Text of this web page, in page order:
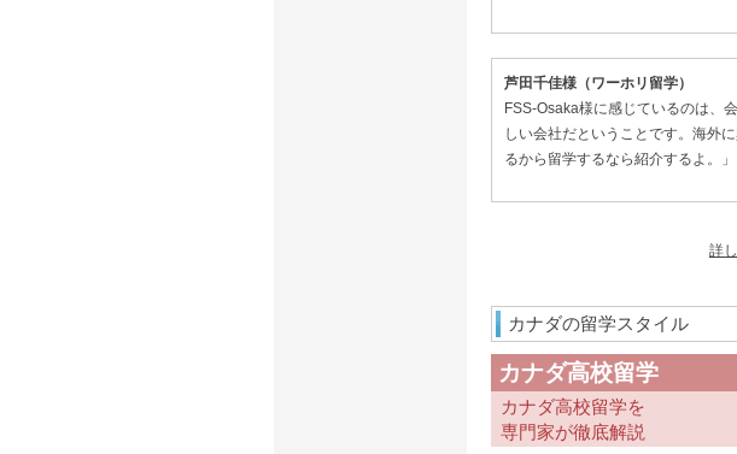
芦田千佳様（ワーホリ留学）
FSS-Osaka様に感じているのは、
しい会社だということです。海外
るから留学するなら紹介するよ。
詳
カナダの留学スタイル
カナダ高校留学
カナダ高校留学を
専門家が徹底解説